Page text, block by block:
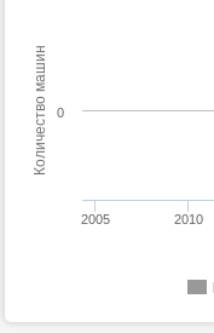
Количество машин
2005 2010
0